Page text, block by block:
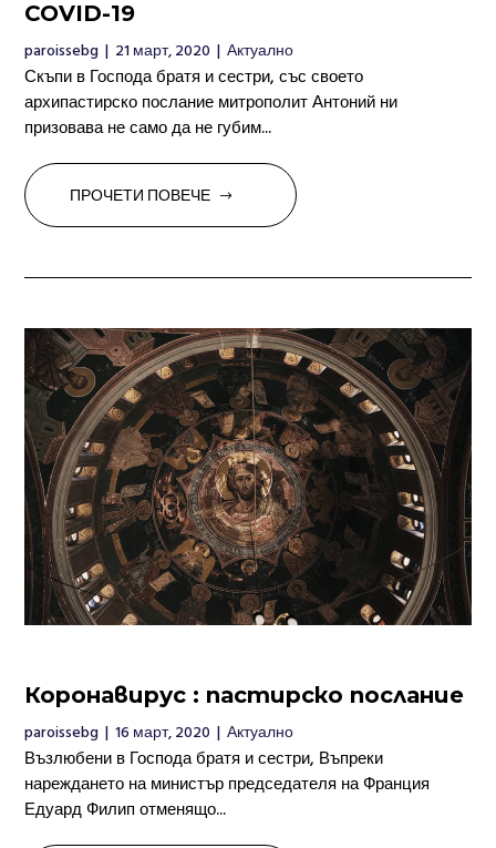
COVID-19
paroissebg | 21 март, 2020 | Актуално
Скъпи в Господа братя и сестри, със своето
архипастирско послание митрополит Антоний ни
призовава не само да не губим...
ПРОЧЕТИ ПОВЕЧЕ
Коронавирус : пастирско послание
paroissebg | 16 март, 2020 | Актуално
Възлюбени в Господа братя и сестри, Въпреки
нареждането на министър председателя на Франция
Едуард Филип отменящо...